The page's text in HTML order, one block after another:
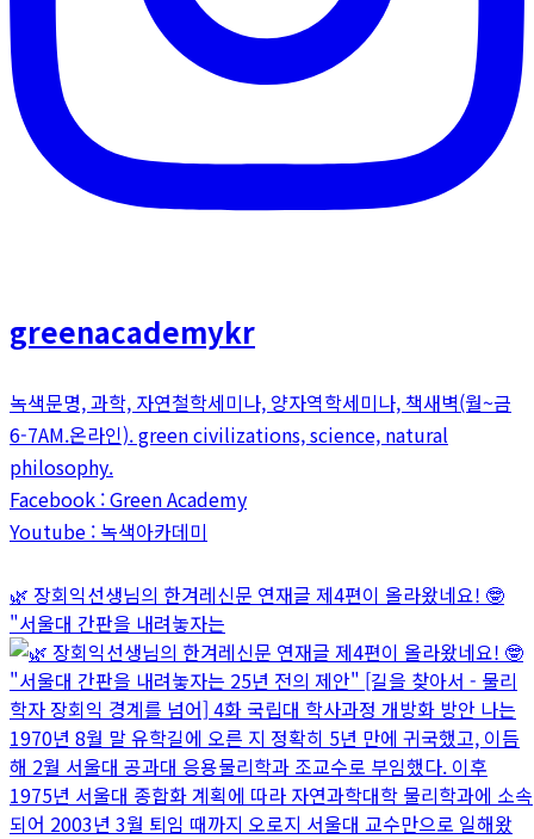
greenacademykr
녹색문명, 과학, 자연철학세미나, 양자역학세미나, 책새벽(월~금
6-7AM.온라인). green civilizations, science, natural
philosophy.
Facebook : Green Academy
Youtube : 녹색아카데미
🌿 장회익선생님의 한겨레신문 연재글 제4편이 올라왔네요! 🤓
"서울대 간판을 내려놓자는